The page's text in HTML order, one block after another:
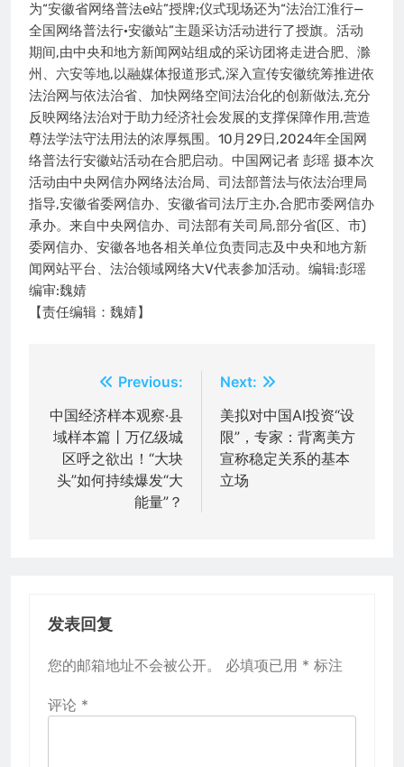
为“安徽省网络普法e站”授牌;仪式现场还为“法治江淮行—
全国网络普法行·安徽站”主题采访活动进行了授旗。活动
期间,由中央和地方新闻网站组成的采访团将走进合肥、滁
州、六安等地,以融媒体报道形式,深入宣传安徽统筹推进依
法治网与依法治省、加快网络空间法治化的创新做法,充分
反映网络法治对于助力经济社会发展的支撑保障作用,营造
尊法学法守法用法的浓厚氛围。10月29日,2024年全国网
络普法行安徽站活动在合肥启动。中国网记者 彭瑶 摄本次
活动由中央网信办网络法治局、司法部普法与依法治理局
指导,安徽省委网信办、安徽省司法厅主办,合肥市委网信办
承办。来自中央网信办、司法部有关司局,部分省(区、市)
委网信办、安徽各地各相关单位负责同志及中央和地方新
闻网站平台、法治领域网络大V代表参加活动。编辑:彭瑶
编审:魏婧
【责任编辑：魏婧】
章
导
航
Previous:
中国经济样本观察·县
域样本篇丨万亿级城
区呼之欲出！“大块
头”如何持续爆发“大
能量”？
Next:
美拟对中国AI投资“设
限”，专家：背离美方
宣称稳定关系的基本
立场
发表回复
您的邮箱地址不会被公开。 必填项已用 * 标注
评论 *